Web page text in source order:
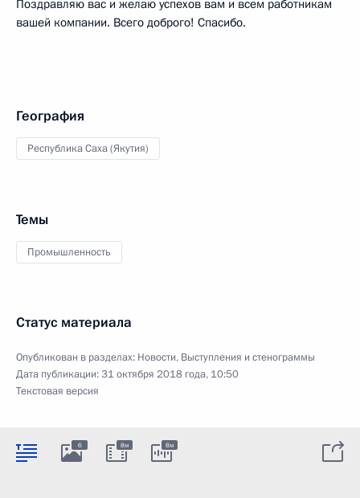
Поздравляю вас и желаю успехов вам и всем работникам
вашей компании. Всего доброго! Спасибо.
География
Республика Саха (Якутия)
Темы
Промышленность
Статус материала
Опубликован в разделах: Новости, Выступления и стенограммы
Дата публикации:31 октября 2018 года, 10:50
Текстовая версия
6 8м 8м